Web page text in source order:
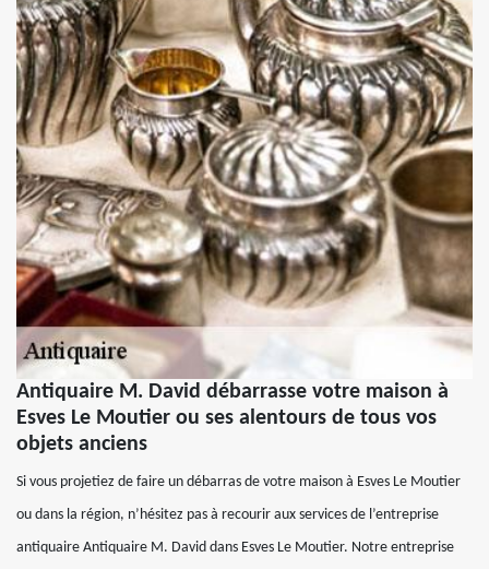
Antiquaire M. David débarrasse votre maison à
Esves Le Moutier ou ses alentours de tous vos
objets anciens
Si vous projetiez de faire un débarras de votre maison à Esves Le Moutier
ou dans la région, n’hésitez pas à recourir aux services de l’entreprise
antiquaire Antiquaire M. David dans Esves Le Moutier. Notre entreprise